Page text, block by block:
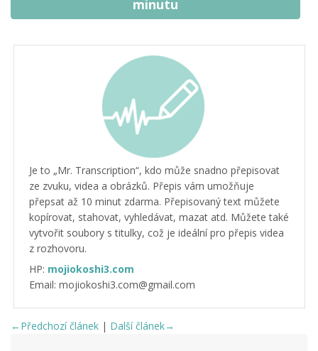
minutu
Je to „Mr. Transcription“, kdo může snadno přepisovat
ze zvuku, videa a obrázků. Přepis vám umožňuje
přepsat až 10 minut zdarma. Přepisovaný text můžete
kopírovat, stahovat, vyhledávat, mazat atd. Můžete také
vytvořit soubory s titulky, což je ideální pro přepis videa
z rozhovoru.
HP: mojiokoshi3.com
Email: mojiokoshi3.com@gmail.com
←Předchozí článek | Další článek→